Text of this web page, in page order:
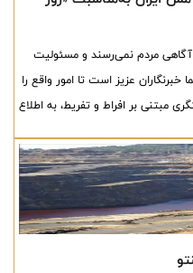
آگاهی مردم نمی‌رسند و مسئولیت
عزیز است تا امور واقع را
مبتنی بر افراط و تفریط، به اطلاع